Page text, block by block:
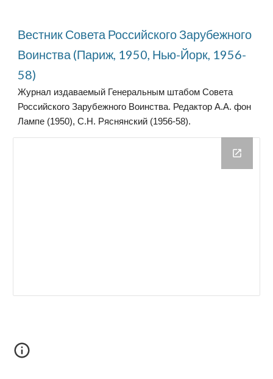
Вестник Совета Российского Зарубежного
Воинства (Париж, 1950, Нью-Йорк, 1956-
58)
Журнал издаваемый Генеральным штабом Совета
Российского Зарубежного Воинства. Редактор А.А. фон
Лампе (1950), С.Н. Ряснянский (1956-58).